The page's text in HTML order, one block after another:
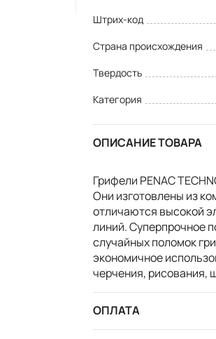
Штрих-код
Страна происхождения
Твердость
Категория
ОПИСАНИЕ ТОВАРА
Грифели PENAC
Они изготовлены из
отличаются высокой
линий. Суперпрочное
случайных поломок
экономичное
черчения, рисования,
ОПЛАТА